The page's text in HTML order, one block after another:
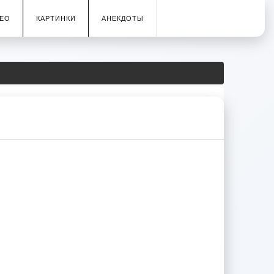
КАРТИНКИ АНЕКДОТЫ